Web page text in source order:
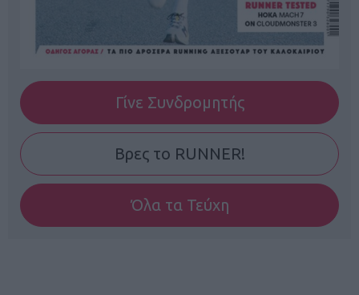
Γίνε Συνδρομητής
Βρες το RUNNER!
Όλα τα Τεύχη